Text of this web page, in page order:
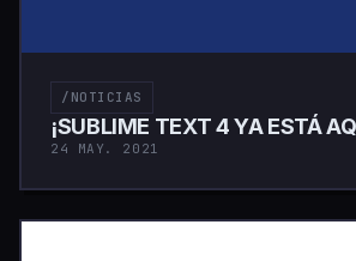
/NOTICIAS
¡SUBLIME TEXT 4 YA ESTÁ
24 MAY. 2021